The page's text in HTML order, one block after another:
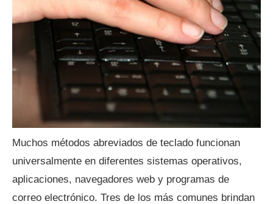
Muchos métodos abreviados de teclado funcionan
universalmente en diferentes sistemas operativos,
aplicaciones, navegadores web y programas de
correo electrónico. Tres de los más comunes brindan